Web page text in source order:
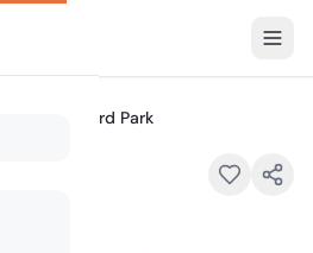
Edward Medard Park